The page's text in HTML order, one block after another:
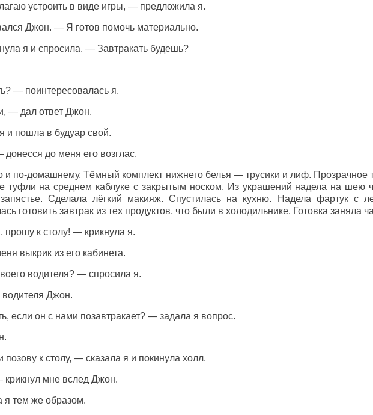
устроить в виде игры, — предложила я.
Джон. — Я готов помочь материально.
я и спросила. — Завтракать будешь?
— поинтересовалась я.
— дал ответ Джон.
пошла в будуар свой.
до меня его возглас.
и по-домашнему. Тёмный комплект нижнего белья — трусики и лиф. Прозрачное
туфли на среднем каблуке с закрытым носком. Из украшений надела на шею
Сделала лёгкий макияж. Спустилась на кухню. Надела фартук с
готовить завтрак из тех продуктов, что были в холодильнике. Готовка заняла
к столу! — крикнула я.
выкрик из его кабинета.
водителя? — спросила я.
Джон.
если он с нами позавтракает? — задала я вопрос.
к столу, — сказала я и покинула холл.
мне вслед Джон.
тем же образом.